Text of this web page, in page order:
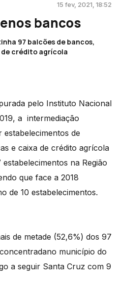
15 fev, 2021, 18:52
bancos
97 balcões de bancos,
crédito agrícola
pelo Instituto Nacional
a intermediação
de
e caixa de crédito agrícola
na Região
que face a 2018
de 10 estabelecimentos.
de metade (52,6%) dos 97
município do
a seguir Santa Cruz com 9